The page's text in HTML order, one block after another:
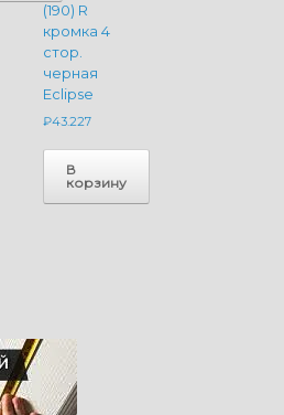
(190) R
кромка 4
стор.
черная
Eclipse
₽43.227
В
корзину